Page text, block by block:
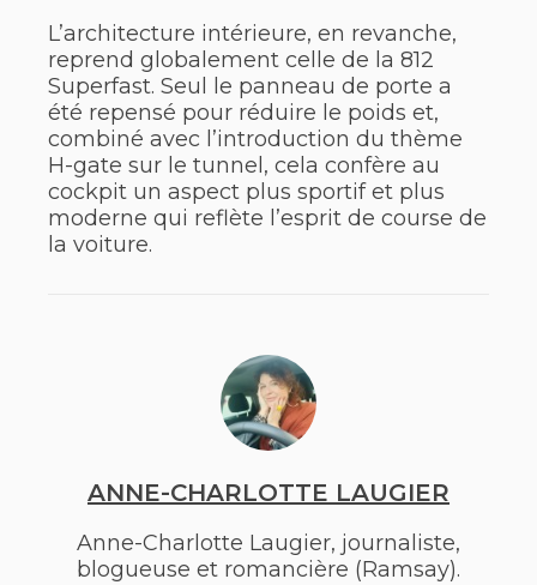
L’architecture intérieure, en revanche,
reprend globalement celle de la 812
Superfast. Seul le panneau de porte a
été repensé pour réduire le poids et,
combiné avec l’introduction du thème
H-gate sur le tunnel, cela confère au
cockpit un aspect plus sportif et plus
moderne qui reflète l’esprit de course de
la voiture.
ANNE-CHARLOTTE LAUGIER
Anne-Charlotte Laugier, journaliste,
blogueuse et romancière (Ramsay).